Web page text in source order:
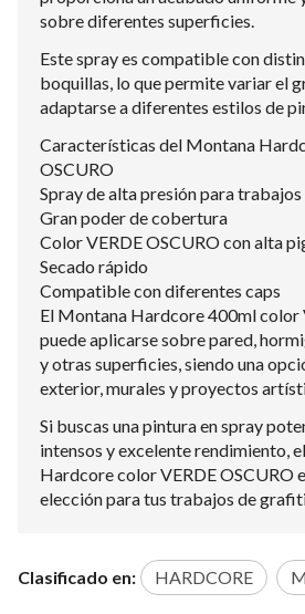
sobre diferentes superficies.
Este spray es compatible con
boquillas, lo que permite variar el
adaptarse a diferentes estilos de
Características del Montana
OSCURO
Spray de alta presión para
Gran poder de cobertura
Color VERDE OSCURO con alta
Secado rápido
Compatible con diferentes caps
El Montana Hardcore 400ml color
puede aplicarse sobre pared,
y otras superficies, siendo una
exterior, murales y proyectos
Si buscas una pintura en spray
intensos y excelente rendimiento,
Hardcore color VERDE OSCURO
elección para tus trabajos de
Clasificado en: HARDCORE